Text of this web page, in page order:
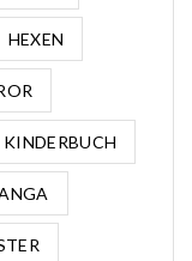
HEXEN
KINDERBUCH